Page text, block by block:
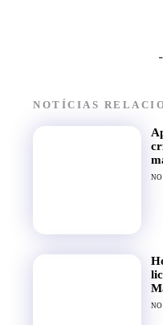
NOTÍCIAS